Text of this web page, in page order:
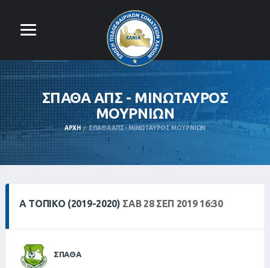
ΣΠΑΘΑ ΑΠΣ - ΜΙΝΩΤΑΥΡΟΣ
ΜΟΥΡΝΙΩΝ
ΑΡΧΉ ΣΠΑΘΑ ΑΠΣ - ΜΙΝΩΤΑΥΡΟΣ ΜΟΥΡΝΙΩΝ
Α ΤΟΠΙΚΌ (2019-2020) ΣΑΒ 28 ΣΕΠ 2019 16:30
ΣΠΑΘΑ